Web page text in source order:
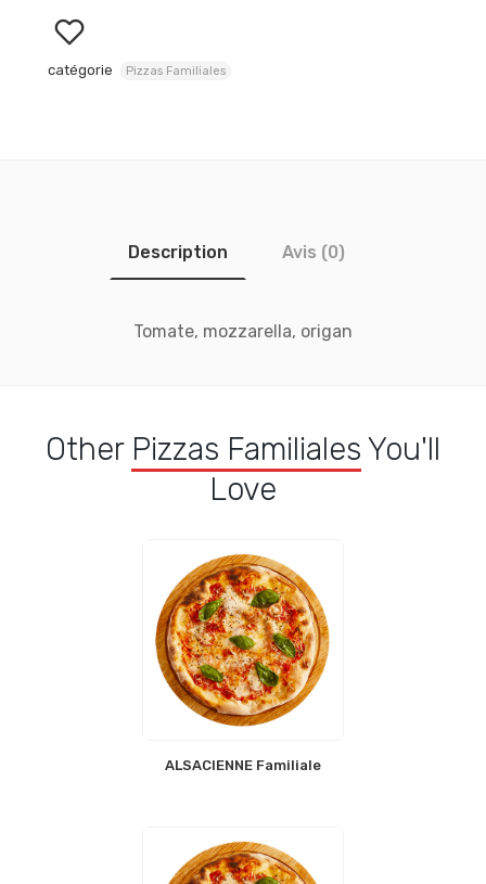
catégorie Pizzas Familiales
Description Avis (0)
Tomate, mozzarella, origan
Other Pizzas Familiales You'll
Love
ALSACIENNE Familiale